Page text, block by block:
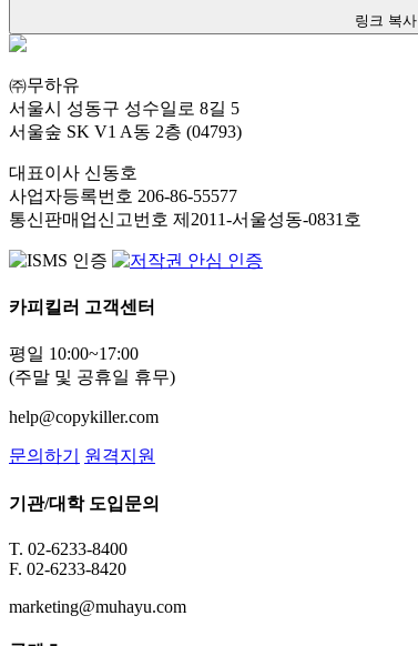
링크 복사
㈜무하유
서울시 성동구 성수일로 8길 5
서울숲 SK V1 A동 2층 (04793)
대표이사 신동호
사업자등록번호 206-86-55577
통신판매업신고번호 제2011-서울성동-0831호
카피킬러 고객센터
평일 10:00~17:00
(주말 및 공휴일 휴무)
help@copykiller.com
문의하기 원격지원
기관/대학 도입문의
T. 02-6233-8400
F. 02-6233-8420
marketing@muhayu.com